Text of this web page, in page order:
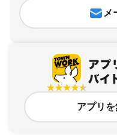
メ
アプリ